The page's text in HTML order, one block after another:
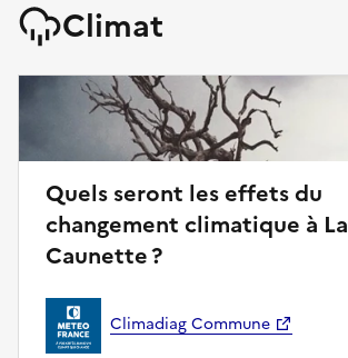
Climat
Quels seront les effets du
changement climatique à La
Caunette ?
Climadiag Commune